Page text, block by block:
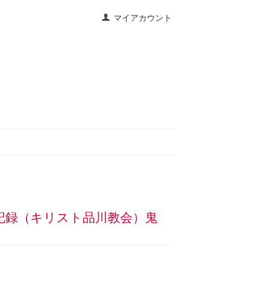
マイアカウント
（キリスト品川教会）鬼